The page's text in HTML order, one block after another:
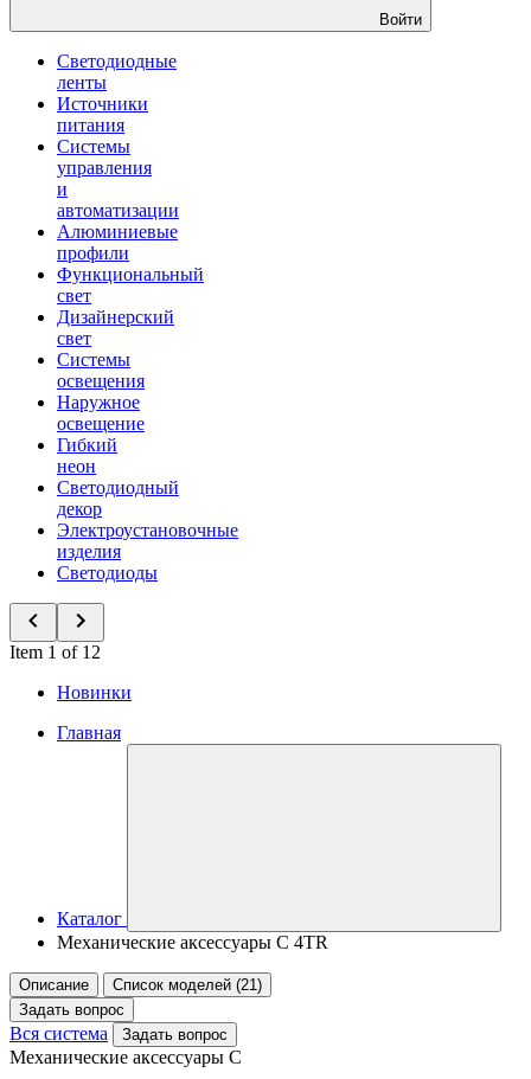
Войти
Светодиодные
ленты
Источники
питания
Системы
управления
и
автоматизации
Алюминиевые
профили
Функциональный
свет
Дизайнерский
свет
Системы
освещения
Наружное
освещение
Гибкий
неон
Светодиодный
декор
Электроустановочные
изделия
Светодиоды
Item 1 of 12
Новинки
Главная
Каталог
Механические аксессуары C 4TR
Описание
Список моделей (21)
Задать вопрос
Вся система Задать вопрос
Механические аксессуары C